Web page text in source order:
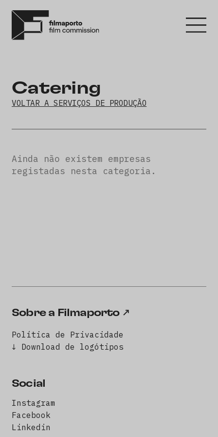
Catering
VOLTAR A SERVIÇOS DE PRODUÇÃO
Ainda não existem empresas
registadas nesta categoria.
Sobre a Filmaporto
Política de Privacidade
↓ Download de logótipos
Social
Instagram
Facebook
Linkedin